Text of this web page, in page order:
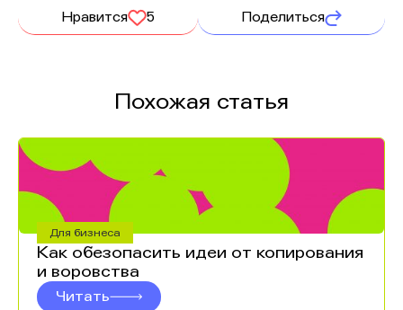
Нравится 5 Поделиться
Похожая статья
Для бизнеса
Как обезопасить идеи от копирования
и воровства
Читать